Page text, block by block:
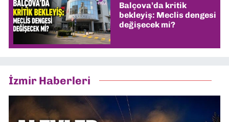
Balçova’da kritik
bekleyiş: Meclis dengesi
değişecek mi?
İzmir Haberleri